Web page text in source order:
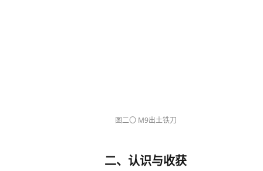
图二〇 M9出土铁刀
二、认识与收获